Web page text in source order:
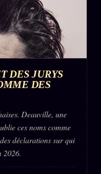
DES JURYS
DES
Deauville, une
ces noms comme
déclarations sur qui
2026.